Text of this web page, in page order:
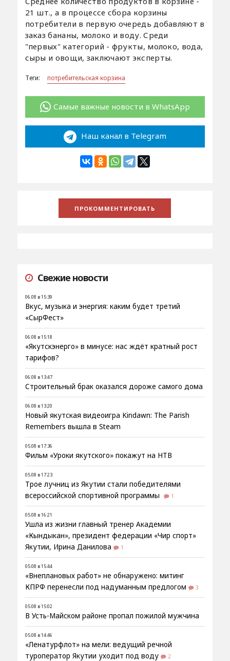
21 шт., а в процессе сбора корзины
потребители в первую очередь добавляют в
заказ бананы, молоко и воду. Среди
"первых" категорий - фрукты, молоко, вода,
сыры и овощи, заключают эксперты.
Теги: потребительская корзина
Самые важные новости в WhatsApp
Наш канал в Telegram
Свежие новости
06.08 в 15:39
Вкус, музыка и энергия: каким будет третий
«СырФест»
06.08 в 15:18
«Якутскэнерго» в минусе: нас ждёт кратный рост
тарифов?
06.08 в 13:47
Строительный брак оказался дороже самого дома
06.08 в 13:20
Новый якутская видеоигра Kindawn: The Parish
Remembers вышла в Steam
05.08 в 17:36
Фильм «Уроки якутского» покажут на НТВ
05.08 в 17:23
Трое лучниц из Якутии стали победителями
всероссийской спортивной программы
1
05.08 в 16:21
Ушла из жизни главный тренер Академии
«Кындыкан», президент федерации «Чир спорт»
Якутии, Ирина Данилова
1
05.08 в 15:44
«Внеплановых работ» не обнаружено: митинг
КПРФ перенесли под надуманным предлогом
3
05.08 в 15:02
В Усть-Майском районе пропал пожилой мужчина
05.08 в 14:46
«Ленатурфлот» на мели: ведущий речной
туроператор Якутии уходит под воду
2